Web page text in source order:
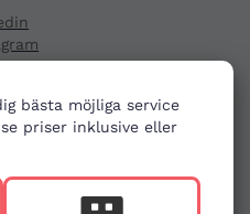
bästa möjliga service
priser inklusive eller